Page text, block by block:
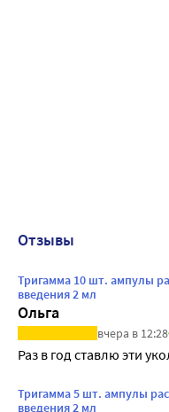
Отзывы
Тригамма 10 шт. ампулы
введения 2 мл
Ольга
вчера в 12:28
Раз в год ставлю эти
Тригамма 5 шт. ампулы
введения 2 мл